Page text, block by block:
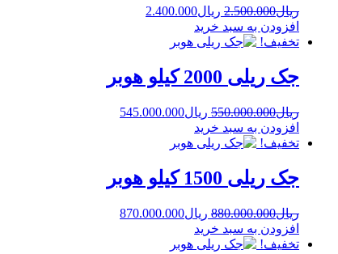
ریال2.500.000 ریال2.400.000
افزودن به سبد خرید
تخفیف!
جک ریلی 2000 کیلو هوبر
ریال550.000.000 ریال545.000.000
افزودن به سبد خرید
تخفیف!
جک ریلی 1500 کیلو هوبر
ریال880.000.000 ریال870.000.000
افزودن به سبد خرید
تخفیف!